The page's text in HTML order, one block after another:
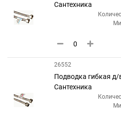
Сантехника
26552
Подводка гибкая
Сантехника